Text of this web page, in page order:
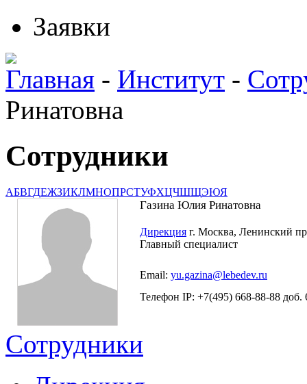
Заявки
Главная - Институт -
Ринатовна
Сотрудники
АБВГДЕЖЗИКЛМНОПРСТУФХЦЧШЩЭЮЯ
Газина Юлия Ринатовна
Дирекция г. Москва, Ленинский
Главный специалист
Email: yu.gazina@lebedev.ru
Телефон IP: +7(495) 668-88-88 доб.
Сотрудники